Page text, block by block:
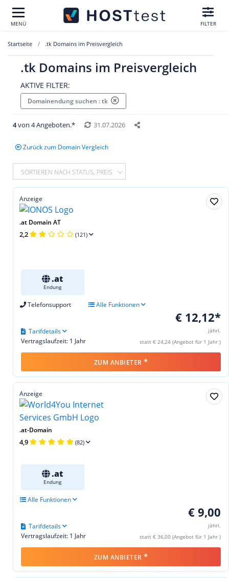
MENÜ FILTER
Startseite .tk Domains im Preisvergleich
.tk Domains im Preisvergleich
AKTIVE FILTER:
Domainendung suchen : tk
4von 4 Angeboten.* 31.07.2026
Zurück zum Domain Vergleich
SORTIEREN NACH STATUS, PREIS
Anzeige
.at Domain AT
2,2 (121)
.at
Endung
Telefonsupport Alle Funktionen
€ 12,12*
jährl.
statt € 24,24 (Angebot für 1 Jahr )
Vertragslaufzeit: 1 Jahr
Tarifdetails
ZUM ANBIETER *
Anzeige
.at-Domain
4,9 (82)
.at
Endung
Alle Funktionen
€ 9,00
jährl.
statt € 36,00 (Angebot für 1 Jahr )
Vertragslaufzeit: 1 Jahr
Tarifdetails
ZUM ANBIETER *